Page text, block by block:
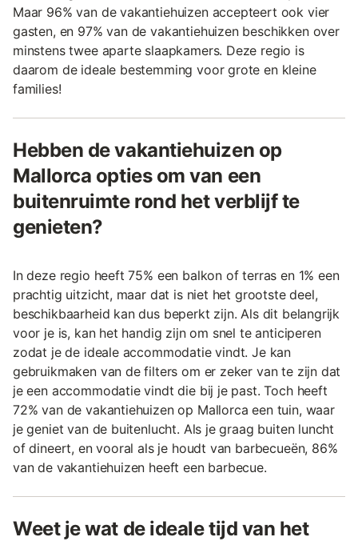
Maar 96% van de vakantiehuizen accepteert ook vier
gasten, en 97% van de vakantiehuizen beschikken over
minstens twee aparte slaapkamers. Deze regio is
daarom de ideale bestemming voor grote en kleine
families!
Hebben de vakantiehuizen op
Mallorca opties om van een
buitenruimte rond het verblijf te
genieten?
In deze regio heeft 75% een balkon of terras en 1% een
prachtig uitzicht, maar dat is niet het grootste deel,
beschikbaarheid kan dus beperkt zijn. Als dit belangrijk
voor je is, kan het handig zijn om snel te anticiperen
zodat je de ideale accommodatie vindt. Je kan
gebruikmaken van de filters om er zeker van te zijn dat
je een accommodatie vindt die bij je past. Toch heeft
72% van de vakantiehuizen op Mallorca een tuin, waar
je geniet van de buitenlucht. Als je graag buiten luncht
of dineert, en vooral als je houdt van barbecueën, 86%
van de vakantiehuizen heeft een barbecue.
Weet je wat de ideale tijd van het